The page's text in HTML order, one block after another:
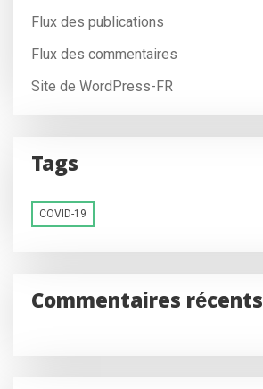
Flux des publications
Flux des commentaires
Site de WordPress-FR
Tags
COVID-19
Commentaires récents